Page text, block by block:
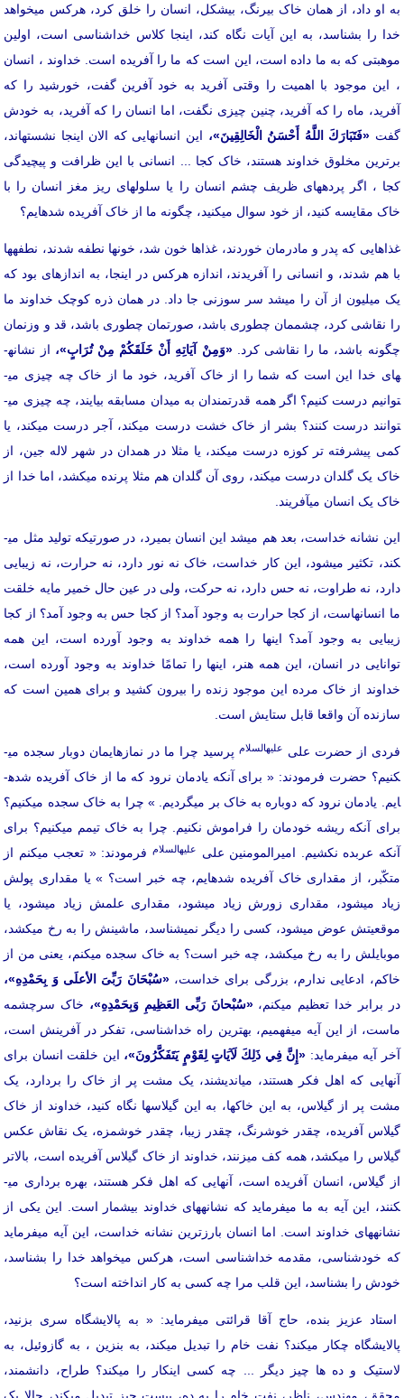
به او داد، از همان خاک بی­رنگ، بی­شکل، انسان را خلق کرد، هرکس می­خواهد
خدا را بشناسد، به این آیات نگاه کند، اینجا کلاس خداشناسی است، اولین
موهبتی که به ما داده است، این است که ما را آفریده است. خداوند ، انسان
، این موجود با اهمیت را وقتی آفرید به خود آفرین گفت، خورشید را که
آفرید، ماه را که آفرید، چنین چیزی نگفت، اما انسان را که آفرید، به خودش
گفت «فَتَبَارَكَ اللَّهُ أَحْسَنُ الْخَالِقِينَ»، این انسان­هایی که الان اینجا نشسته­اند،
برترین مخلوق خداوند هستند، خاک کجا ... انسانی با این ظرافت و پیچیدگی
کجا ، اگر پرده­های ظریف چشم انسان را یا سلول­های ریز مغز انسان را با
خاک مقایسه کنید، از خود سوال می­کنید، چگونه ما از خاک آفریده شده­ایم؟
غذاهایی که پدر و مادرمان خوردند، غذاها خون شد، خون­ها نطفه شدند، نطفه­ها
با هم شدند، و انسانی را آفریدند، اندازه هرکس در اینجا، به اندازه­ای بود که
یک میلیون از آن را می­شد سر سوزنی جا داد. در همان ذره کوچک خداوند ما
را نقاشی کرد، چشممان چطوری باشد، صورتمان چطوری باشد، قد و وزنمان
چگونه باشد، ما را نقاشی کرد.«وَمِنْ آيَاتِهِ أَنْ خَلَقَكُمْ مِنْ تُرَابٍ»،از نشانه­
های خدا این است که شما را از خاک آفرید، خود ما از خاک چه چیزی می­
توانیم درست کنیم؟ اگر همه قدرتمندان به میدان مسابقه بیایند، چه چیزی می­
توانند درست کنند؟ بشر از خاک خشت درست می­کند، آجر درست می­کند، یا
کمی پیشرفته تر کوزه درست می­کند، یا مثلا در همدان در شهر لاله جین، از
خاک یک گلدان درست می­کند، روی آن گلدان هم مثلا پرنده می­کشد، اما خدا از
خاک یک انسان می­آفریند.
این نشانه خداست، بعد هم می­شد این انسان بمیرد، در صورتیکه تولید مثل می­
کند، تکثیر می­شود، این کار خداست، خاک نه نور دارد، نه حرارت، نه زیبایی
دارد، نه طراوت، نه حس دارد، نه حرکت، ولی در عین حال خمیر مایه خلقت
ما انسان­هاست، از کجا حرارت به وجود آمد؟ از کجا حس به وجود آمد؟ از کجا
زیبایی به وجود آمد؟ اینها را همه خداوند به وجود آورده است، این همه
توانایی در انسان، این همه هنر، اینها را تمامًا خداوند به وجود آورده است،
خداوند از خاک مرده این موجود زنده را بیرون کشید و برای همین است که
سازنده­ آن واقعا قابل ستایش است.
فردی از حضرت علی علیه­السلامپرسید چرا ما در نمازهایمان دوبار سجده می­
کنیم؟ حضرت فرمودند: « برای آنکه یادمان نرود که ما از خاک آفریده شده­
ایم. یادمان نرود که دوباره به خاک بر می­گردیم. » چرا به خاک سجده می­کنیم؟
برای آنکه ریشه خودمان را فراموش نکنیم. چرا به خاک تیمم می­کنیم؟ برای
آنکه عربده نکشیم. امیرالمومنین علی
علیه­السلام
فرمودند: « تعجب می­کنم از
متکّبر، از مقداری خاک آفریده شده­ایم، چه خبر است؟ » یا مقداری پولش
زیاد می­شود، مقداری زورش زیاد می­شود، مقداری علمش زیاد می­شود، یا
موقعیتش عوض می­شود، کسی را دیگر نمی­شناسد، ماشینش را به رخ می­کشد،
موبایلش را به رخ می­کشد، چه خبر است؟ به خاک سجده می­کنم، یعنی من از
خاکم، ادعایی ندارم، بزرگی برای خداست،«سُبْحَانَ رَبِّیَ الأعلَی وَ بِحَمْدِهِ»،
در برابر خدا تعظیم می­کنم،«سُبْحانَ رَبِّی العَظِیمِ وَبِحَمْدِهِ»، خاک سرچشمه
ماست، از این آیه می­فهمیم، بهترین راه خداشناسی، تفکر در آفرینش است،
آخر آیه می­فرماید: «إِنَّ فِي ذَلِكَ لَآيَاتٍ لِقَوْمٍ يَتَفَكَّرُونَ»، این خلقت انسان برای
آنهایی که اهل فکر هستند، می­اندیشند، یک مشت پر از خاک را بردارد، یک
مشت پر از گیلاس، به این خاک­ها، به این گیلاس­ها نگاه کنید، خداوند از خاک
گیلاس آفریده، چقدر خوش­رنگ، چقدر زیبا، چقدر خوشمزه، یک نقاش عکس
گیلاس را می­کشد، همه کف می­زنند، خداوند از خاک گیلاس آفریده است، بالاتر
از گیلاس، انسان آفریده است، آنهایی که اهل فکر هستند، بهره برداری می­
کنند، این آیه به ما می­فرماید که نشانه­های خداوند بی­شمار است. این یکی از
نشانه­های خداوند است. اما انسان بارزترین نشانه خداست، این آیه می­فرماید
که خودشناسی، مقدمه خداشناسی است، هرکس می­خواهد خدا را بشناسد،
خودش را بشناسد، این قلب مرا چه کسی به کار انداخته است؟
استاد عزیز بنده، حاج آقا قرائتی می­فرماید: « به پالایشگاه سری بزنید،
پالایشگاه چکار می­کند؟ نفت خام را تبدیل می­کند، به بنزین ، به گازوئیل، به
لاستیک و ده ها چیز دیگر ... چه کسی اینکار را می­کند؟ طراح، دانشمند،
محقق، مهندس، ناظر، نفت خام را به ده، بیست چیز تبدیل می­کند، حالا یک